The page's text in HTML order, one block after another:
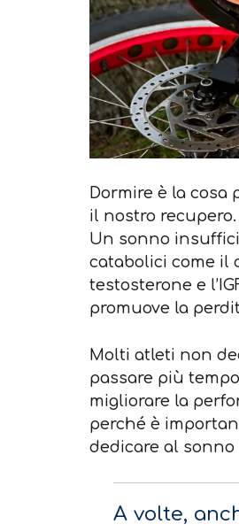
Dormire è la cosa
il nostro recupero.
Un sonno
catabolici come il
testosterone e
promuove la
Molti atleti non
passare più
migliorare la
perché è
dedicare al
A volte,